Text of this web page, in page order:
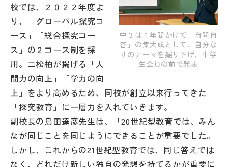
学校からのお知らせ
学校HP最新情報
特集
NettyLandかわら版
その他
中３は１年間かけて「自問自
答」の集大成として、自分な
りのテーマを掘り下げ、中学
生全員の前で発表
校では、２０２２年度よ
り、「グローバル探究コ
ース」「総合探究コー
ス」の２コース制を採
用。二松柏が掲げる「人
間力の向上」「学力の向
上」をより高めるため、同校が創立以来行ってきた
「探究教育」に一層力を入れていきます。
副校長の島田達彦先生は、「20世紀型教育では、みん
なが同じことを同じようにできることが重要でした。
しかし、これからの21世紀型教育では、同じ答えでは
なく、どれだけ新しい独自の発想を持てるかが重要に